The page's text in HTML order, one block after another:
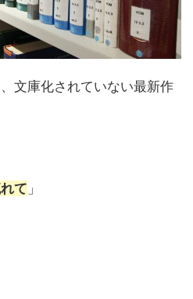
文庫化されていない最新作
て 」